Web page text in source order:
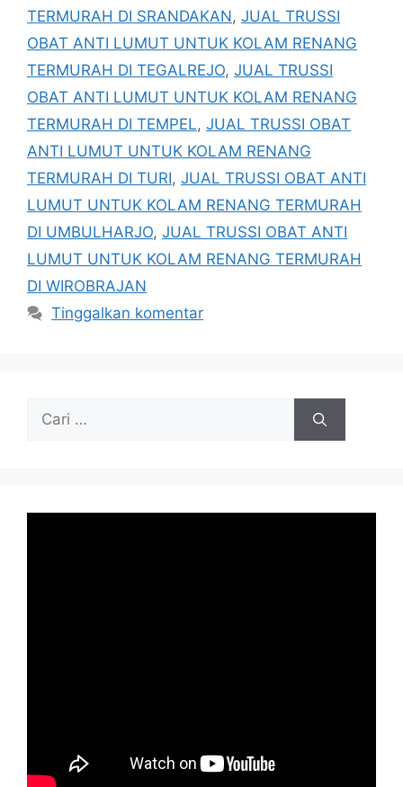
TERMURAH DI SRANDAKAN, JUAL TRUSSI
OBAT ANTI LUMUT UNTUK KOLAM RENANG
TERMURAH DI TEGALREJO, JUAL TRUSSI
OBAT ANTI LUMUT UNTUK KOLAM RENANG
TERMURAH DI TEMPEL, JUAL TRUSSI OBAT
ANTI LUMUT UNTUK KOLAM RENANG
TERMURAH DI TURI, JUAL TRUSSI OBAT ANTI
LUMUT UNTUK KOLAM RENANG TERMURAH
DI UMBULHARJO, JUAL TRUSSI OBAT ANTI
LUMUT UNTUK KOLAM RENANG TERMURAH
DI WIROBRAJAN
Tinggalkan komentar
Cari